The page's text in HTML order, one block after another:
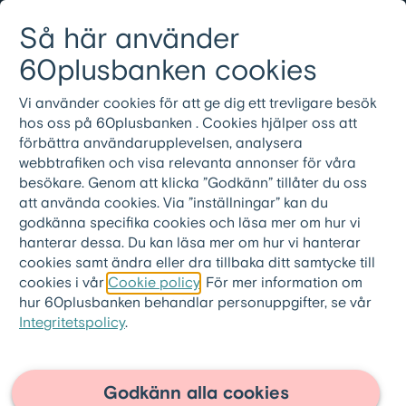
Så här använder
60plusbanken cookies
Vi använder cookies för att ge dig ett trevligare besök
hos oss på 60plusbanken . Cookies hjälper oss att
förbättra användarupplevelsen, analysera
webbtrafiken och visa relevanta annonser för våra
besökare. Genom att klicka ”Godkänn” tillåter du oss
att använda cookies. Via ”inställningar” kan du
godkänna specifika cookies och läsa mer om hur vi
hanterar dessa. Du kan läsa mer om hur vi hanterar
cookies samt ändra eller dra tillbaka ditt samtycke till
cookies i vår Cookie policy . För mer information om
hur 60plusbanken behandlar personuppgifter, se vår
Integritetspolicy.
Godkänn alla cookies
Meny
08-501 01 200
60plusbanken.se > Ordlista
Bostadstillägg
Bostadstillägg är en skattefri ersättning
som pensionärer med höga
boendekostnader och som är i behov av
ekonomiskt stöd kan söka.
Bostadstillägget beräknas utifrån den
tillgångar och skulder. I de fall då
inkomsterna är så låga att de inte täcker till